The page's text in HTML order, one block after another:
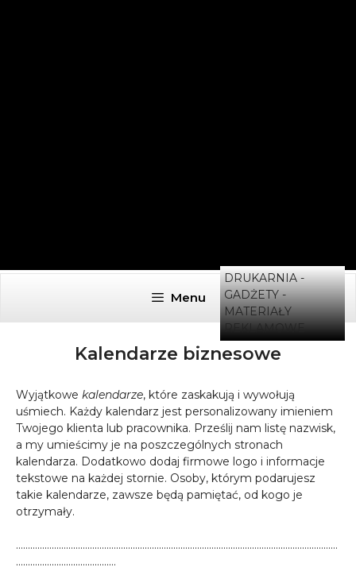
DRUKARNIA -
GADŻETY -
MATERIAŁY
REKLAMOWE
Menu
Kalendarze biznesowe
Wyjątkowe kalendarze, które zaskakują i wywołują
uśmiech. Każdy kalendarz jest personalizowany imieniem
Twojego klienta lub pracownika. Prześlij nam listę nazwisk,
a my umieścimy je na poszczególnych stronach
kalendarza. Dodatkowo dodaj firmowe logo i informacje
tekstowe na każdej stornie. Osoby, którym podarujesz
takie kalendarze, zawsze będą pamiętać, od kogo je
otrzymały.
………………………………………………………………………………………………………………………
……………………………………